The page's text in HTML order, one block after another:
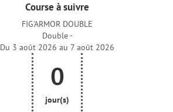
Course à suivre
FIG'ARMOR DOUBLE
Double -
Du 3 août 2026 au 7 août 2026
0
jour(s)